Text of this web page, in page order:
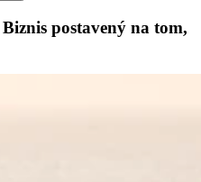
postavený na tom,